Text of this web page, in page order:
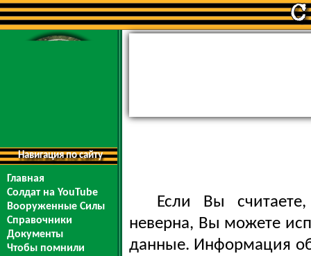
Навигация по сайту
Главная
Солдат на YouTube
Вооруженные Силы
Справочники
Документы
Чтобы помнили
Если Вы
неверна, Вы можете
данные. Информация